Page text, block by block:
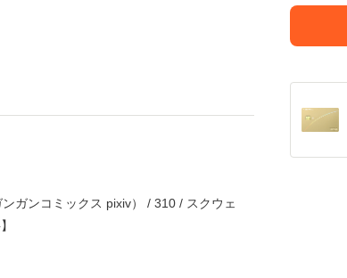
ガンコミックス pixiv） / 310 / スクウェ